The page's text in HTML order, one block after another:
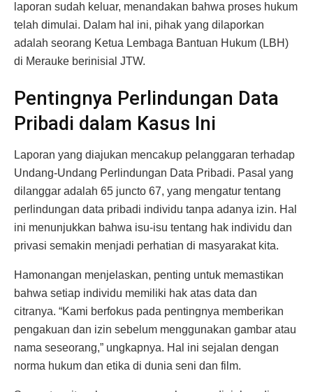
laporan sudah keluar, menandakan bahwa proses hukum
telah dimulai. Dalam hal ini, pihak yang dilaporkan
adalah seorang Ketua Lembaga Bantuan Hukum (LBH)
di Merauke berinisial JTW.
Pentingnya Perlindungan Data
Pribadi dalam Kasus Ini
Laporan yang diajukan mencakup pelanggaran terhadap
Undang-Undang Perlindungan Data Pribadi. Pasal yang
dilanggar adalah 65 juncto 67, yang mengatur tentang
perlindungan data pribadi individu tanpa adanya izin. Hal
ini menunjukkan bahwa isu-isu tentang hak individu dan
privasi semakin menjadi perhatian di masyarakat kita.
Hamonangan menjelaskan, penting untuk memastikan
bahwa setiap individu memiliki hak atas data dan
citranya. “Kami berfokus pada pentingnya memberikan
pengakuan dan izin sebelum menggunakan gambar atau
nama seseorang,” ungkapnya. Hal ini sejalan dengan
norma hukum dan etika di dunia seni dan film.